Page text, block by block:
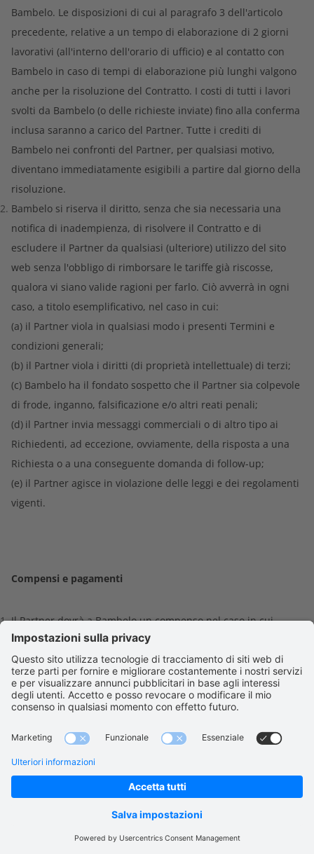
Bambelo. Le disposizioni di cui al paragrafo 3 dell'articolo
precedente, relative a un tempo di elaborazione di 2 giorni
lavorativi (all'interno dell'orario di ufficio) e al contatto con
Bambelo in caso di tempi di elaborazione più lunghi valgono
anche per la risoluzione del Contratto. I costi di tutti i lavori
svolti da Bambelo (o delle richieste inviate) fino alla conferma
inclusa saranno a carico del Partner. Tutte i crediti di
Bambelo nei confronti del Partner, per qualsiasi motivo,
diventano immediatamente esigibili a partire dal giorno della
risoluzione.
Bambelo si riserva il diritto, senza che sia necessaria una
notifica di inadempienza, di risolvere il Contratto e di
escludere il Partner da qualsiasi (ulteriore) utilizzo del sito
web senza l'obbligo di rimborsare le tariffe già riscosse,
qualora vi siano valide ragioni per farlo. Ciò avverrà in ogni
caso, a titolo esemplificativo, nel caso in cui:
(a) il Partner viola in qualsiasi modo i presenti Termini e
condizioni generali;
(b) il Partner viola i diritti (di proprietà intellettuale) di terzi;
(c) Bambelo ha il fondato sospetto che il Partner sia colpevole
di frode, inganno, falsificazione e/o altri reati penali;
(d) il Partner invia messaggi commerciali o di altro tipo ai
Richiedenti, ad eccezione, ovviamente, della risposta a una
Richiesta o a una conseguente domanda di follow-up;
(e) il Partner agisce in violazione delle leggi e dei regolamenti
vigenti.
Compensi e pagamenti
Il Partner dovrà a Bambelo un compenso nel caso in cui
riceva una Richiesta in risposta a una richiesta effettuata
tramite il sito web. L'importo del compenso viene comunicato
al Partner al momento della conferma degli accordi di
collaborazione.
durante la registrazione degli accordi stipulati, il Partner
riceverà periodicamente una fattura in conformità con il
piano di pagamento con l'elenco delle richieste ricevute nel
periodo precedente. Eventuali domande o obiezioni sulla
fattura devono essere comunicate a Bambelo per iscritto o via
e-mail all'indirizzo finance@bambelo.com entro cinque (5)